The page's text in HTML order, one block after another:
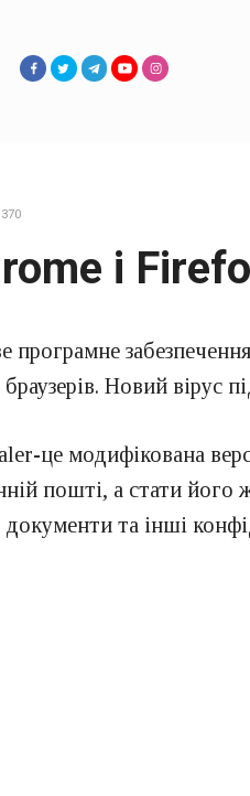
370
і
програмне
Новий вірус
це модифікована
пошті, а стати його
документи та інші